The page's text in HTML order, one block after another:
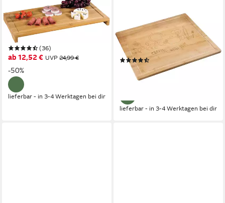
Schneide- und Abdeckplatte
Servierbrett, Bambus, (1 tlg),
vier rutschfeste Elastikfüße
(36)
ab 12,52 € UVP 24,99 €
-50%
lieferbar - in 3-4 Werktagen bei dir
Herdblende-/Abdeckplatte
Herdabdeckplatte, love,
Bambus, (1 tlg), mit vier
Bambusfüßen
(21)
ab 17,41 € UVP39,99 €
lieferbar - in 3-4 Werktagen bei dir